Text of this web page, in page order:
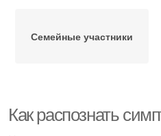
Семейные участники
Как распознать